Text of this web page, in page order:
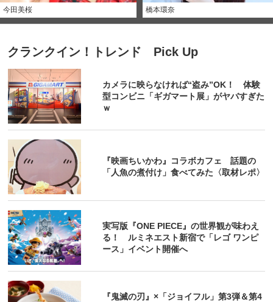
今田美桜 橋本環奈
クランクイン！トレンド Pick Up
カメラに映らなければ“盗み”OK！ 体験
型コンビニ「ギガマート展」がヤバすぎた
ｗ
『映画ちいかわ』コラボカフェ 話題の
「人魚の煮付け」食べてみた〈取材レポ〉
実写版『ONE PIECE』の世界観が味わえ
る！ ルミネエスト新宿で「レゴ ワンピ
ース」イベント開催へ
『鬼滅の刃』×「ジョイフル」第3弾＆第4